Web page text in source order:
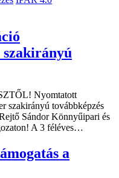
szakirányú
Nyomtatott
szakirányú továbbképzés
Sándor Könnyűipari és
A 3 féléves…
a